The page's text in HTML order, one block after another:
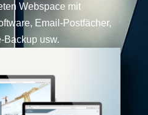
Webspace mit
Email-Postfächer,
Backup usw.